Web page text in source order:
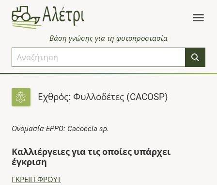
Βάση γνώσης για τη φυτοπροστασία
Εχθρός: Φυλλοδέτες (CACOSP)
Ονομασία EPPO: Cacoecia sp.
Καλλιέργειες για τις οποίες υπάρχει
έγκριση
ΓΚΡΕΙΠ ΦΡΟΥΤ